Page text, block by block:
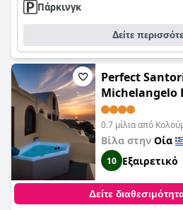
Πάρκινγκ
Δείτε
Perfect
Michelangelo
0.7 μίλια από
Βίλα στην Οία
10 Εξαιρετικό
Δείτε